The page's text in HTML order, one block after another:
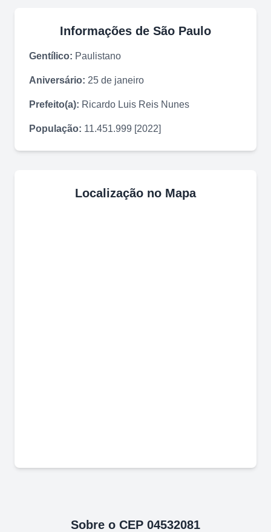
Informações de São Paulo
Gentílico: Paulistano
Aniversário: 25 de janeiro
Prefeito(a): Ricardo Luis Reis Nunes
População: 11.451.999 [2022]
Localização no Mapa
Sobre o CEP 04532081